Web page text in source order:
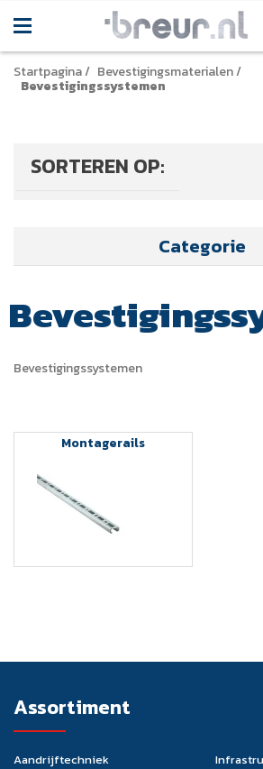
Startpagina/ Bevestigingsmaterialen/
Bevestigingssystemen
SORTEREN OP:
Categorie
Bevestigingssystemen
Montagerails
Assortiment
Aandrijftechniek